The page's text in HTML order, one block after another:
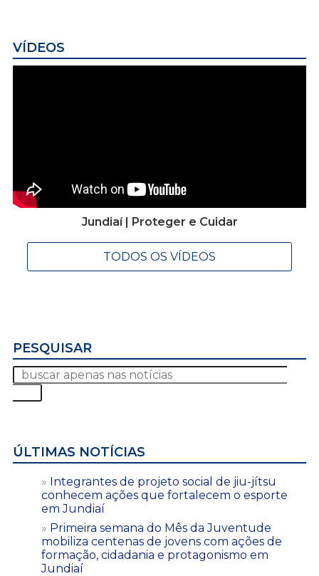
VÍDEOS
Jundiaí | Proteger e Cuidar
TODOS OS VÍDEOS
PESQUISAR
ÚLTIMAS NOTÍCIAS
Integrantes de projeto social de jiu-jítsu
conhecem ações que fortalecem o esporte
em Jundiaí
Primeira semana do Mês da Juventude
mobiliza centenas de jovens com ações de
formação, cidadania e protagonismo em
Jundiaí